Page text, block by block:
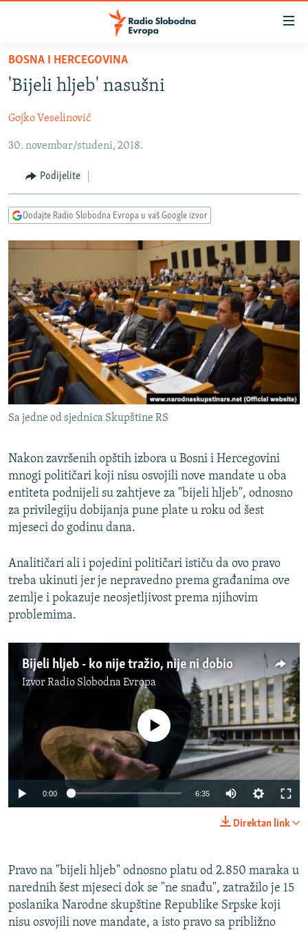
Pređite
glavni
Pređite
na
navigaciju
Pređite
na
pretragu
VIJESTI
BOSNA I HERCEGOVINA
SRBIJA
KOSOVO
CRNA GORA
VIZUELNO
VIDEO
FOTOGALERIJE
PODCASTI
RAT U UKRAJINI
RSE PRIČE IZ SVIJETA
ISPRIČAJ MI
DNEVNO@RSE
SPECIJALI RSE
VIŠE OD NASLOVA
GENOCID U SREBRENICI
TV LIBERTY
POST SCRIPTUM
MOJA EVROPA
SVE KARTE DEJTONA
NASTANAK I RASPAD JUGOSLAVIJE
PRATITE NAS
Sve RFE/RL stranice
BOSNA I HERCEGOVINA
'Bijeli hljeb' nasušni
Gojko Veselinović
30. novembar/studeni, 2018.
Podijelite
Dodajte Radio Slobodna Evropa u vaš Google izvor
Sa jedne od sjednica Skupštine RS
Nakon završenih opštih izbora u Bosni i Hercegovini
mnogi političari koji nisu osvojili nove mandate u oba
entiteta podnijeli su zahtjeve za "bijeli hljeb", odnosno
za privilegiju dobijanja pune plate u roku od šest
mjeseci do godinu dana.
Analitičari ali i pojedini političari ističu da ovo pravo
treba ukinuti jer je nepravedno prema građanima ove
zemlje i pokazuje neosjetljivost prema njihovim
problemima.
Bijeli hljeb - ko nije tražio, nije ni dobio
IzvorRadio Slobodna Evropa
No media source currently available
0:00 6:35
Direktan link
Pravo na "bijeli hljeb" odnosno platu od 2.850 maraka u
narednih šest mjeseci dok se "ne snađu", zatražilo je 15
poslanika Narodne skupštine Republike Srpske koji
nisu osvojili nove mandate, a isto pravo sa približno